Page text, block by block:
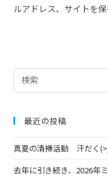
ルアドレス、サイトを保
最近の投稿
真夏の清掃活動 汗だく
去年に引き続き、2026年